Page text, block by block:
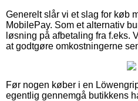
Generelt slår vi et slag for køb
MobilePay. Som et alternativ
løsning på afbetaling fra f.eks.
at godtgøre omkostningerne
Før nogen køber i en
egentlig gennemgå butikkens